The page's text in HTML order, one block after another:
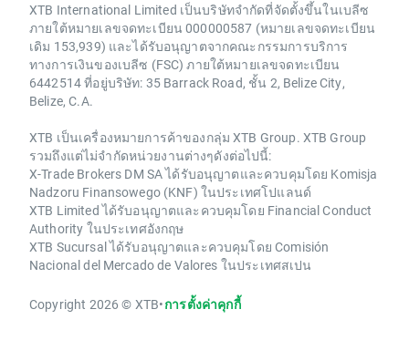
XTB International Limited เป็นบริษัทจำกัดที่จัดตั้งขึ้นในเบลีซ
ภายใต้หมายเลขจดทะเบียน 000000587 (หมายเลขจดทะเบียน
เดิม 153,939) และได้รับอนุญาตจากคณะกรรมการบริการ
ทางการเงินของเบลีซ (FSC) ภายใต้หมายเลขจดทะเบียน
6442514 ที่อยู่บริษัท: 35 Barrack Road, ชั้น 2, Belize City,
Belize, C.A.
XTB เป็นเครื่องหมายการค้าของกลุ่ม XTB Group. XTB Group
รวมถึงแต่ไม่จำกัดหน่วยงานต่างๆดังต่อไปนี้:
X-Trade Brokers DM SA ได้รับอนุญาตและควบคุมโดย Komisja
Nadzoru Finansowego (KNF) ในประเทศโปแลนด์
XTB Limited ได้รับอนุญาตและควบคุมโดย Financial Conduct
Authority ในประเทศอังกฤษ
XTB Sucursal ได้รับอนุญาตและควบคุมโดย Comisión
Nacional del Mercado de Valores ในประเทศสเปน
Copyright 2026 © XTB•การตั้งค่าคุกกี้